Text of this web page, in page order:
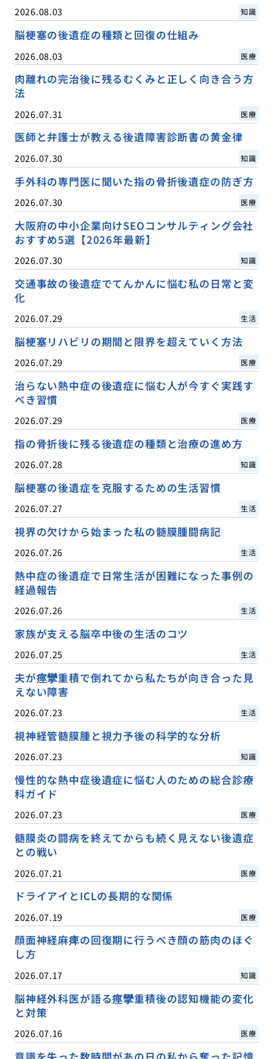
2026.08.03 知識
脳梗塞の後遺症の種類と回復の仕組み
2026.08.03 医療
肉離れの完治後に残るむくみと正しく向き合う方
法
2026.07.31 医療
医師と弁護士が教える後遺障害診断書の黄金律
2026.07.30 知識
手外科の専門医に聞いた指の骨折後遺症の防ぎ方
2026.07.30 医療
大阪府の中小企業向けSEOコンサルティング会社
おすすめ5選【2026年最新】
2026.07.30 知識
交通事故の後遺症でてんかんに悩む私の日常と変
化
2026.07.29 生活
脳梗塞リハビリの期間と限界を超えていく方法
2026.07.29 医療
治らない熱中症の後遺症に悩む人が今すぐ実践す
べき習慣
2026.07.29 医療
指の骨折後に残る後遺症の種類と治療の進め方
2026.07.28 知識
脳梗塞の後遺症を克服するための生活習慣
2026.07.27 生活
視界の欠けから始まった私の髄膜腫闘病記
2026.07.26 生活
熱中症の後遺症で日常生活が困難になった事例の
経過報告
2026.07.26 生活
家族が支える脳卒中後の生活のコツ
2026.07.25 生活
夫が痙攣重積で倒れてから私たちが向き合った見
えない障害
2026.07.23 生活
視神経管髄膜腫と視力予後の科学的な分析
2026.07.23 知識
慢性的な熱中症後遺症に悩む人のための総合診療
科ガイド
2026.07.23 医療
髄膜炎の闘病を終えてからも続く見えない後遺症
との戦い
2026.07.21 医療
ドライアイとICLの長期的な関係
2026.07.19 医療
顔面神経麻痺の回復期に行うべき顔の筋肉のほぐ
し方
2026.07.17 知識
脳神経外科医が語る痙攣重積後の認知機能の変化
と対策
2026.07.16 医療